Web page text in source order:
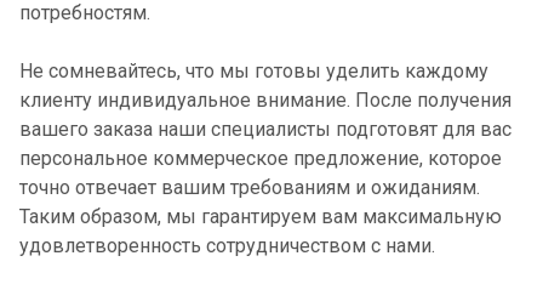
потребностям.
Не сомневайтесь, что мы готовы уделить каждому
клиенту индивидуальное внимание. После получения
вашего заказа наши специалисты подготовят для вас
персональное коммерческое предложение, которое
точно отвечает вашим требованиям и ожиданиям.
Таким образом, мы гарантируем вам максимальную
удовлетворенность сотрудничеством с нами.